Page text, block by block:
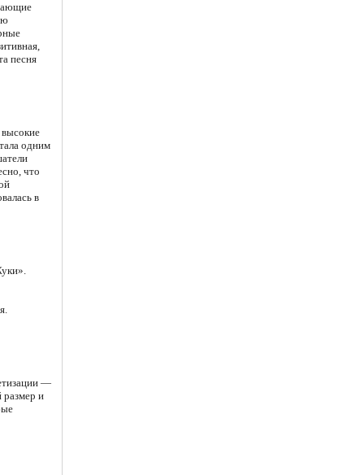
песня
одним
что
в
—
и